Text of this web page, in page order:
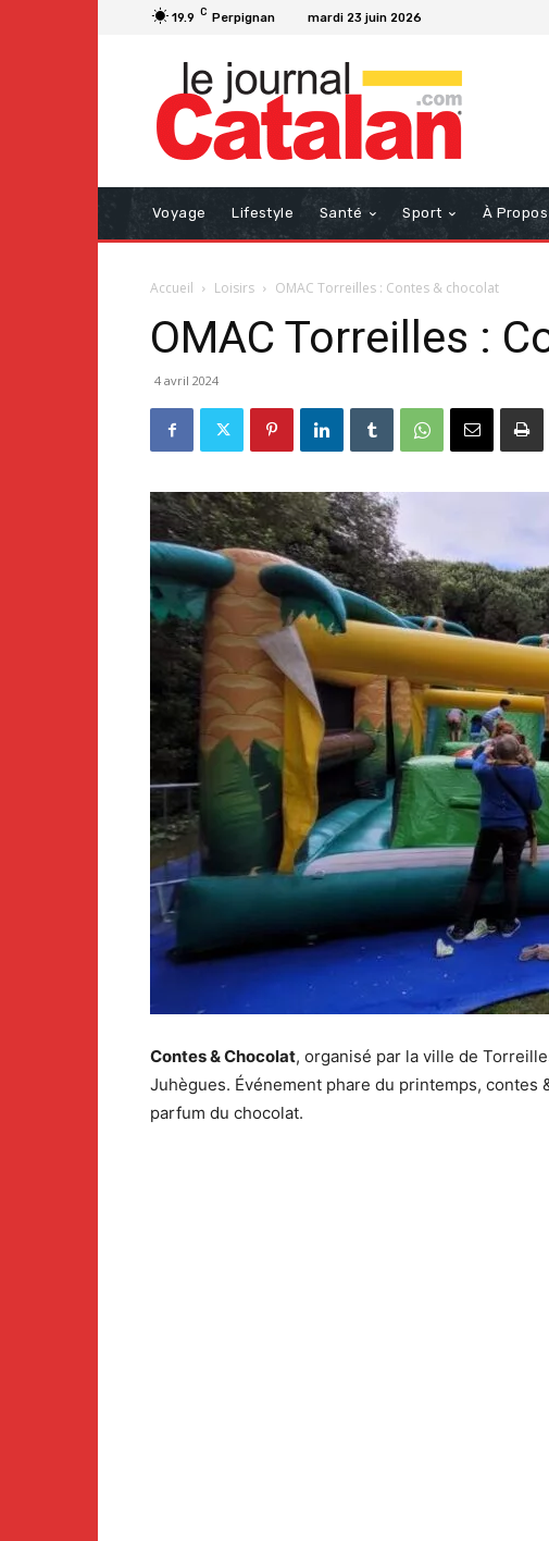
19.9 C Perpignan mardi 23 juin 2026
Voyage Lifestyle Santé Sport À Propos
Accueil Loisirs OMAC Torreilles : Contes & chocolat
OMAC Torreilles :
4 avril 2024
Contes & Chocolat, organisé par la ville de
Juhègues. Événement phare du printemps,
parfum du chocolat.